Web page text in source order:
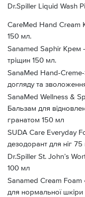
Dr.Spiller Liquid Wash
CareMed Hand Cream
150 мл.
Sanamed Saphir Крем
тріщин 150 мл.
SanaMed Hand-
догляду та
SanaMed Wellness &
Бальзам для
гранатом 150 мл
SUDA Care Everyday
дезодорант для ніг
Dr.Spiller St. John’s
100 мл
Sanamed Cream
для нормальної шкіри